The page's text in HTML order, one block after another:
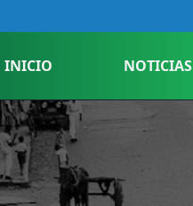
INICIO NOTICIAS